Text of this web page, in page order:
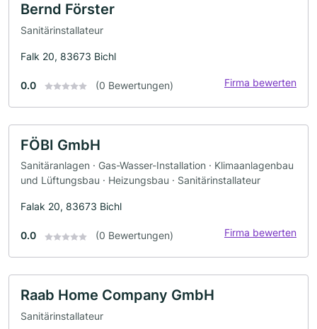
Bernd Förster
Sanitärinstallateur
Falk 20, 83673 Bichl
0.0 (0 Bewertungen) Firma bewerten
FÖBI GmbH
Sanitäranlagen · Gas-Wasser-Installation · Klimaanlagenbau
und Lüftungsbau · Heizungsbau · Sanitärinstallateur
Falak 20, 83673 Bichl
0.0 (0 Bewertungen) Firma bewerten
Raab Home Company GmbH
Sanitärinstallateur